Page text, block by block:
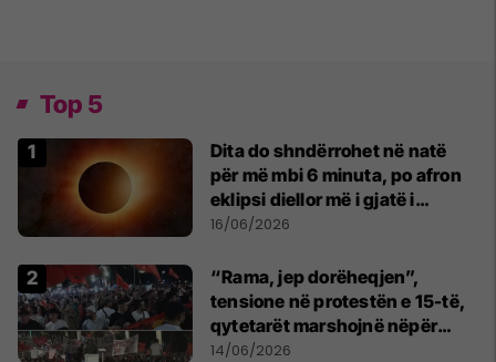
Top 5
Dita do shndërrohet në natë
për më mbi 6 minuta, po afron
eklipsi diellor më i gjatë i
shekullit të 21-të
16/06/2026
“Rama, jep dorëheqjen”,
tensione në protestën e 15-të,
qytetarët marshojnë nëpër
kryeqytet
14/06/2026